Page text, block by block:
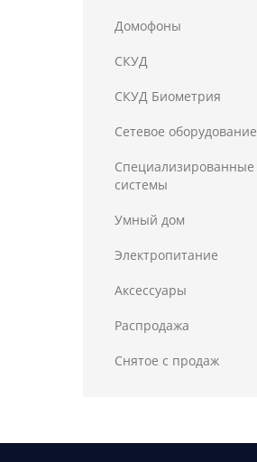
Домофоны
СКУД
СКУД Биометрия
Сетевое оборудование
Специализированные
системы
Умный дом
Электропитание
Аксессуары
Распродажа
Снятое с продаж